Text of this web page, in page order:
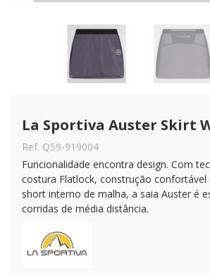
La Sportiva Auster Skirt
Ref. Q59-919004
Funcionalidade encontra design. Com
costura Flatlock, construção confortável
short interno de malha, a saia Auster é
corridas de média distância.